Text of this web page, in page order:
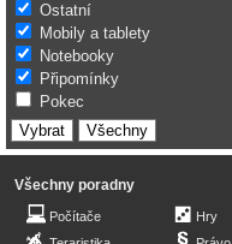
Ostatní
Mobily a tablety
Notebooky
Připomínky
Pokec
Všechny poradny
Počítače
Hry